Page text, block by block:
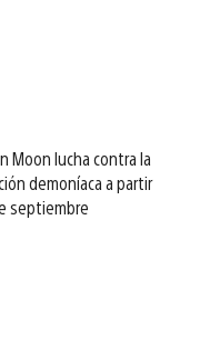
Moon lucha contra la
demoníaca a partir
septiembre